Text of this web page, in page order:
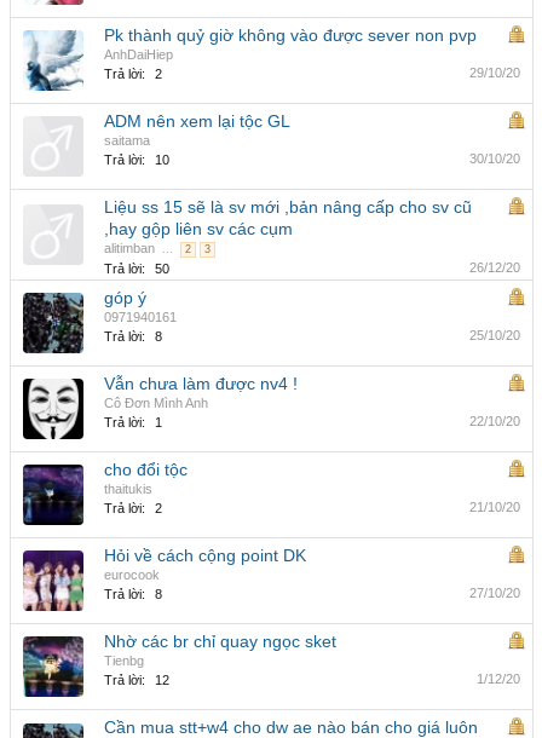
Pk thành quỷ giờ không vào được sever non pvp
AnhDaiHiep
Trả lời:
2 29/10/20
ADM nên xem lại tộc GL
saitama
Trả lời:
10 30/10/20
Liệu ss 15 sẽ là sv mới ,bản nâng cấp cho sv cũ
,hay gộp liên sv các cụm
alitimban ... 2 3
Trả lời: 50 26/12/20
góp ý
0971940161
Trả lời:
8 25/10/20
Vẫn chưa làm được nv4 !
Cô Đơn Mình Anh
Trả lời:
1 22/10/20
cho đổi tộc
thaitukis
Trả lời:
2 21/10/20
Hỏi về cách cộng point DK
eurocook
Trả lời:
8 27/10/20
Nhờ các br chỉ quay ngọc sket
Tienbg
Trả lời:
12 1/12/20
Cần mua stt+w4 cho dw ae nào bán cho giá luôn